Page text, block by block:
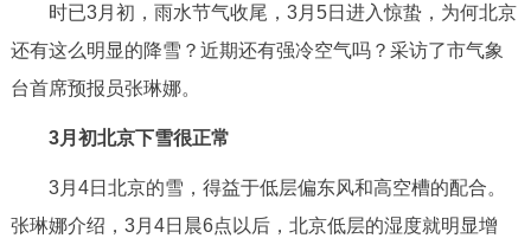
图说互动
走进北京
北京概况 十六区概览
绿色北京 图说北京 视频北京
时已3月初，雨水节气收尾，3月5日进入惊蛰，为何北京
还有这么明显的降雪？近期还有强冷空气吗？采访了市气象
台首席预报员张琳娜。
3月初北京下雪很正常
3月4日北京的雪，得益于低层偏东风和高空槽的配合。
张琳娜介绍， 3月4日 晨6点以后，北京低层的湿度就明显增